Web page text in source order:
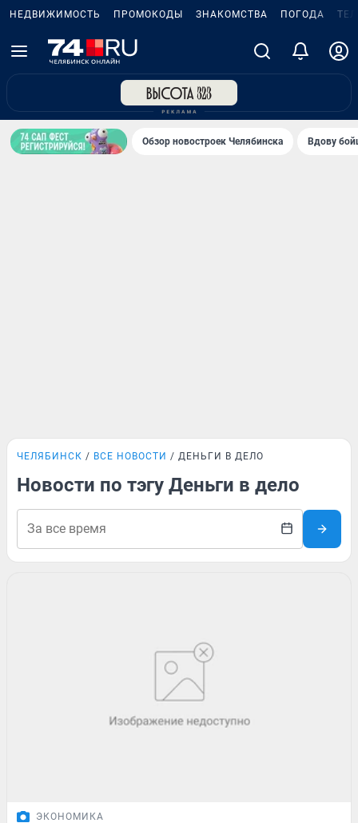
НЕДВИЖИМОСТЬ ПРОМОКОДЫ ЗНАКОМСТВА ПОГОДА
Обзор новостроек Челябинска Вдову
ЧЕЛЯБИНСК ВСЕ НОВОСТИ ДЕНЬГИ В ДЕЛО
Новости по тэгу Деньги в дело
ЭКОНОМИКА